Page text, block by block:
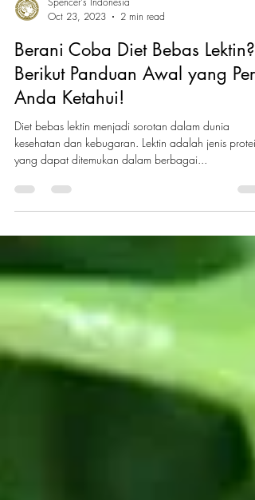
Oct 23, 2023
2 min read
Berani Coba Diet Bebas Lektin?
Berikut Panduan Awal yang
Anda Ketahui!
Diet bebas lektin menjadi sorotan dalam dunia
yang dapat ditemukan dalam berbagai...